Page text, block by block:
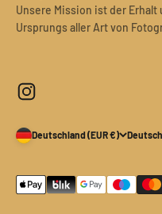
Unsere Mission ist der
Ursprungs aller Art von
Deutschland (EUR €) Deutsch